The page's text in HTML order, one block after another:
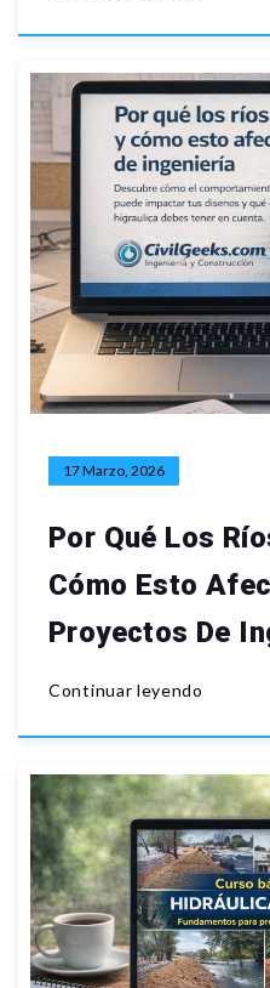
17 Marzo, 2026
Por Qué Los
Cómo Esto
Proyectos De
Continuar leyendo